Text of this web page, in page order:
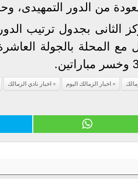
من الدور
اخبار الزمالك اليوم اخبار نادي الزمالك